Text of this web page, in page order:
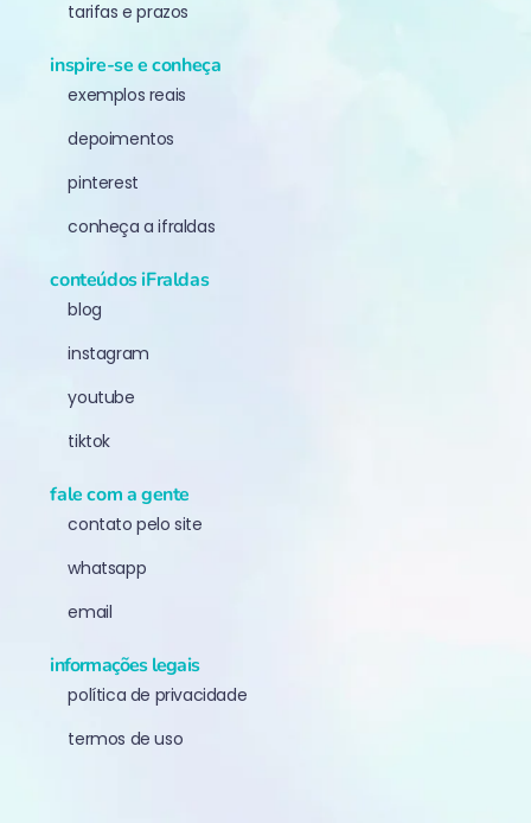
tarifas e prazos
inspire-se e conheça
exemplos reais
depoimentos
pinterest
conheça a ifraldas
conteúdos iFraldas
blog
instagram
youtube
tiktok
fale com a gente
contato pelo site
whatsapp
email
informações legais
política de privacidade
termos de uso